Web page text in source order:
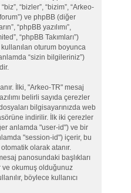
“bizler”, “bizim”, “Arkeo-
ve phpBB (diğer
“phpBB yazılımı”,
“phpBB Takımları”)
kullanılan oturum boyunca
“sizin bilgileriniz”)
İlki, "Arkeo-TR" mesaj
belirli sayıda çerezler
bilgisayarınızda web
indirilir. İlk iki çerezler
anlamda "user-id") ve bir
"session-id") içerir, bu
otomatik olarak atanır.
panosundaki başlıkları
okumuş olduğunuz
böylece kullanıcı